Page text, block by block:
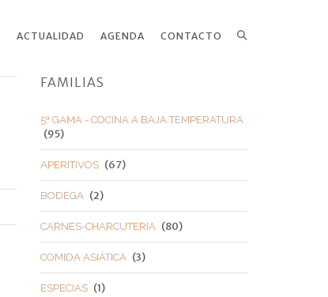
ACTUALIDAD AGENDA CONTACTO
FAMILIAS
5ª GAMA - COCINA A BAJA TEMPERATURA
(95)
APERITIVOS (67)
BODEGA (2)
CARNES-CHARCUTERIA (80)
COMIDA ASIÁTICA (3)
ESPECIAS (1)